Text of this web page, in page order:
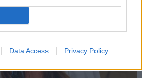
Data Access Privacy Policy